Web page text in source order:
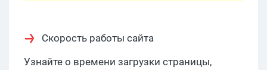
Скорость работы сайта
Узнайте о времени загрузки страницы,